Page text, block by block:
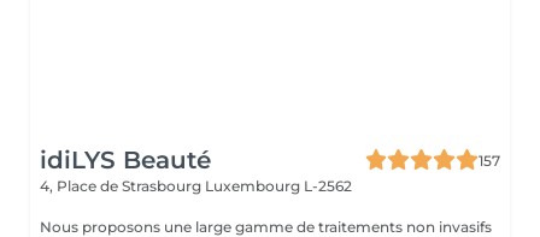
idiLYS Beauté
157
4, Place de Strasbourg Luxembourg L-2562
Nous proposons une large gamme de traitements non invasifs